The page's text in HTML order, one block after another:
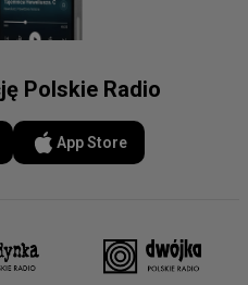
Polskie Radio
App Store